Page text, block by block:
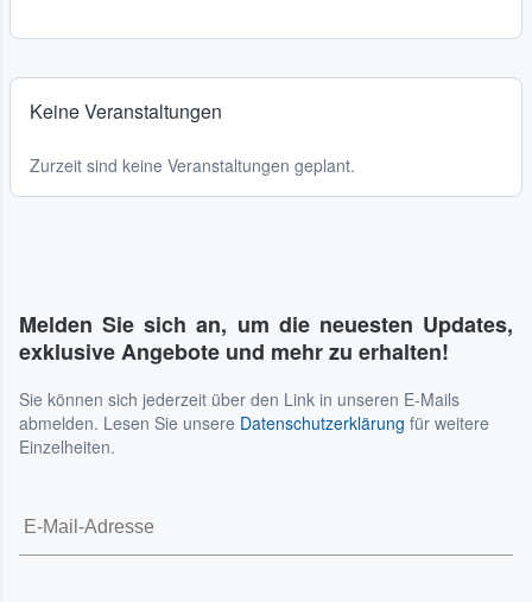
Keine Veranstaltungen
Zurzeit sind keine Veranstaltungen geplant.
Melden Sie sich an, um die neuesten Updates,
exklusive Angebote und mehr zu erhalten!
Sie können sich jederzeit über den Link in unseren E-Mails
abmelden. Lesen Sie unsere Datenschutzerklärung für weitere
Einzelheiten.